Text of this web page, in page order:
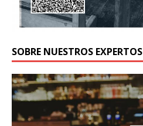
SOBRE NUESTROS EXPERTOS